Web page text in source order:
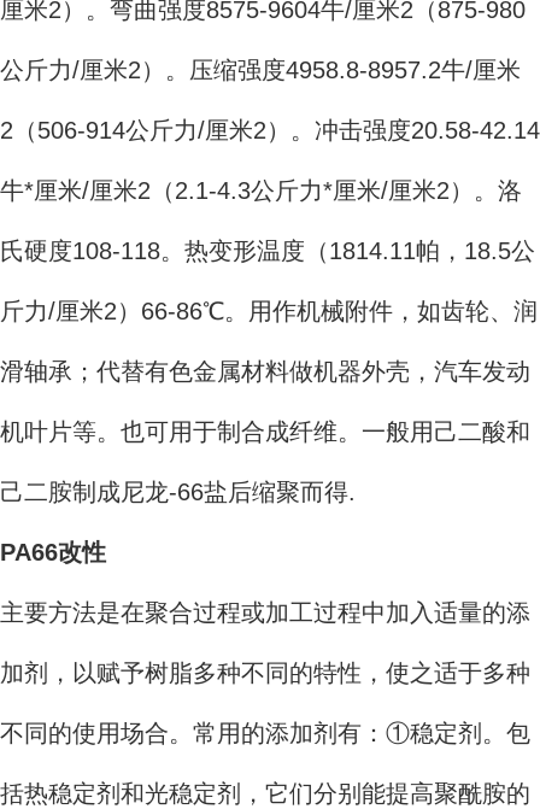
厘米2）。弯曲强度8575-9604牛/厘米2（875-980
公斤力/厘米2）。压缩强度4958.8-8957.2牛/厘米
2（506-914公斤力/厘米2）。冲击强度20.58-42.14
牛*厘米/厘米2（2.1-4.3公斤力*厘米/厘米2）。洛
氏硬度108-118。热变形温度（1814.11帕，18.5公
斤力/厘米2）66-86℃。用作机械附件，如齿轮、润
滑轴承；代替有色金属材料做机器外壳，汽车发动
机叶片等。也可用于制合成纤维。一般用己二酸和
己二胺制成尼龙-66盐后缩聚而得.
PA66改性
主要方法是在聚合过程或加工过程中加入适量的添
加剂，以赋予树脂多种不同的特性，使之适于多种
不同的使用场合。常用的添加剂有：①稳定剂。包
括热稳定剂和光稳定剂，它们分别能提高聚酰胺的